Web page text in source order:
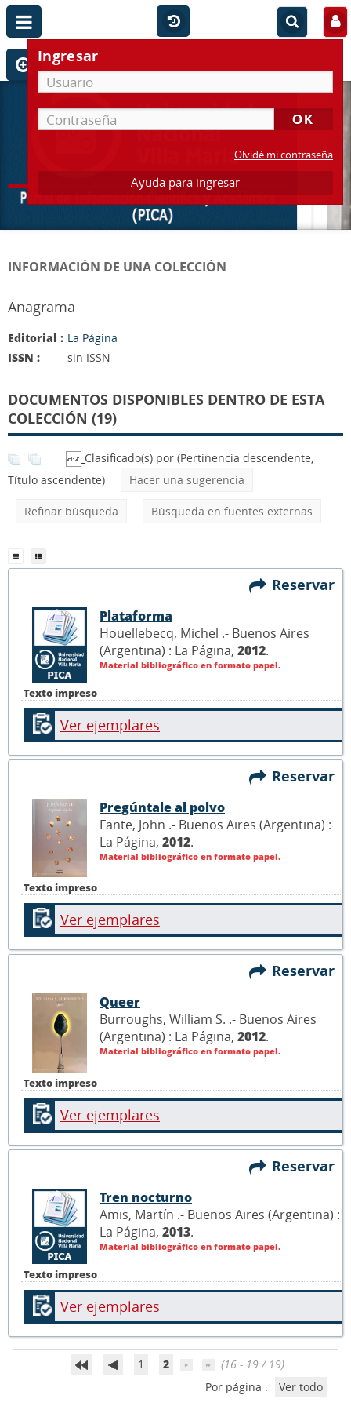
Ingresar
Olvidé mi contraseña
Ayuda para ingresar
INFORMACIÓN DE UNA COLECCIÓN
Anagrama
Editorial : La Página
ISSN :
sin ISSN
DOCUMENTOS DISPONIBLES DENTRO DE ESTA
COLECCIÓN (19)
Clasificado(s) por (Pertinencia descendente,
Título ascendente)
Hacer una sugerencia
Refinar búsqueda Búsqueda en fuentes externas
Reservar
Texto impreso
Plataforma
Houellebecq, Michel .- Buenos Aires
(Argentina) : La Página, 2012.
Material bibliográfico en formato papel.
Ver ejemplares
Reservar
Texto impreso
Pregúntale al polvo
Fante, John .- Buenos Aires (Argentina) :
La Página, 2012.
Material bibliográfico en formato papel.
Ver ejemplares
Reservar
Texto impreso
Queer
Burroughs, William S. .- Buenos Aires
(Argentina) : La Página, 2012.
Material bibliográfico en formato papel.
Ver ejemplares
Reservar
Texto impreso
Tren nocturno
Amis, Martín .- Buenos Aires (Argentina) :
La Página, 2013.
Material bibliográfico en formato papel.
Ver ejemplares
1 2
(16 - 19 / 19)
Por página :
Ver todo